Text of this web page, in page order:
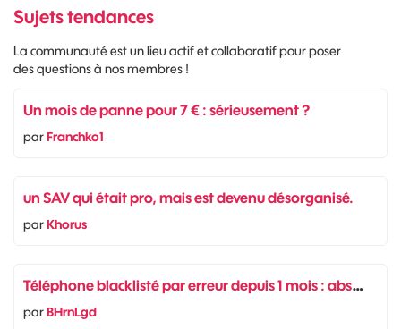
Sujets tendances
La communauté est un lieu actif et collaboratif pour poser
des questions à nos membres !
Un mois de panne pour 7 € : sérieusement ?
parFranchko1
un SAV qui était pro, mais est devenu désorganisé.
parKhorus
T
éléphone blacklisté par erreur depuis 1 mois : absence totale de réaction de Sosh !
parBHrnLgd